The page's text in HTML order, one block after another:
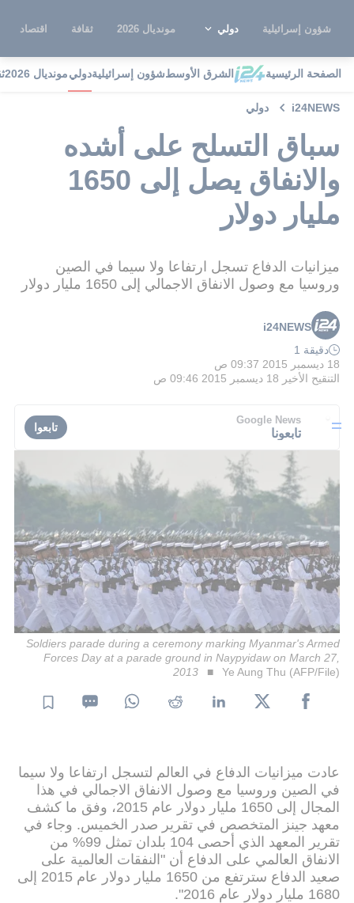
شؤون إسرائيلية دولي مونديال 2026 ثقافة اقتصاد
الصفحة الرئيسية الشرق الأوسطشؤون إسرائيليةدوليمونديال 2026
i24NEWS دولي
سباق التسلح على أشده
والانفاق يصل إلى 1650
مليار دولار
ميزانيات الدفاع تسجل ارتفاعا ولا سيما في الصين
وروسيا مع وصول الانفاق الاجمالي إلى 1650 مليار دولار
i24NEWS
دقيقة 1
18 ديسمبر 2015 09:37 ص
التنقيح الأخير 18 ديسمبر 2015 09:46 ص
Google News
تابعونا تابعوا
Soldiers parade during a ceremony marking Myanmar's Armed
Forces Day at a parade ground in Naypyidaw on March 27,
2013
Ye Aung Thu (AFP/File)
عادت ميزانيات الدفاع في العالم لتسجل ارتفاعا ولا سيما
في الصين وروسيا مع وصول الانفاق الاجمالي في هذا
المجال إلى 1650 مليار دولار عام 2015، وفق ما كشف
معهد جينز المتخصص في تقرير صدر الخميس. وجاء في
تقرير المعهد الذي أحصى 104 بلدان تمثل 99% من
الانفاق العالمي على الدفاع أن "النفقات العالمية على
صعيد الدفاع سترتفع من 1650 مليار دولار عام 2015 إلى
1680 مليار دولار عام 2016".